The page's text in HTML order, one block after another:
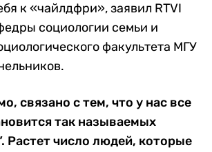
к «чайлдфри», заявил RTVI
социологии семьи и
факультета МГУ
связано с тем, что у нас все
так называемых
Растет число людей, которые